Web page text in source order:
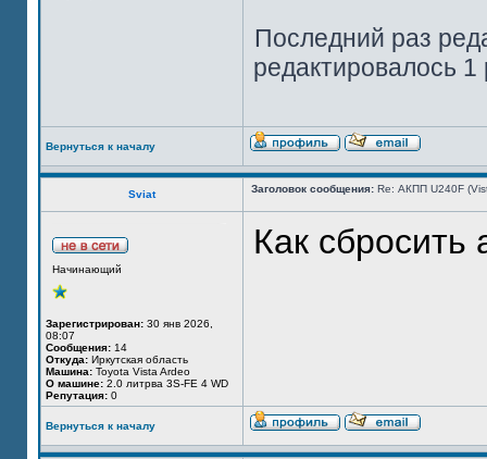
Последний раз
редактировалось 1
Вернуться к началу
Sviat Заголовок сообщения: Re: АКПП U240F
Начинающий
Зарегистрирован: 30 янв 2026,
08:07
Сообщения: 14
Откуда: Иркутская область
Машина: Toyota Vista Ardeo
О машине: 2.0 литрва 3S-FE 4 WD
Репутация: 0
Как сбросить
Вернуться к началу